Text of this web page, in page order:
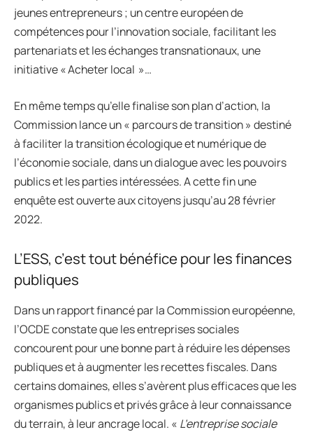
jeunes entrepreneurs ; un centre européen de
compétences pour l’innovation sociale, facilitant les
partenariats et les échanges transnationaux, une
initiative « Acheter local »…
En même temps qu’elle finalise son plan d’action, la
Commission lance un « parcours de transition » destiné
à faciliter la transition écologique et numérique de
l’économie sociale, dans un dialogue avec les pouvoirs
publics et les parties intéressées. A cette fin une
enquête est ouverte aux citoyens jusqu’au 28 février
2022.
L’ESS, c’est tout bénéfice pour les finances
publiques
Dans un rapport financé par la Commission européenne,
l’OCDE constate que les entreprises sociales
concourent pour une bonne part à réduire les dépenses
publiques et à augmenter les recettes fiscales. Dans
certains domaines, elles s’avèrent plus efficaces que les
organismes publics et privés grâce à leur connaissance
du terrain, à leur ancrage local. « L’entreprise sociale